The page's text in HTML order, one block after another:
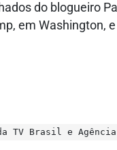
do blogueiro
em Washington,
TV Brasil e